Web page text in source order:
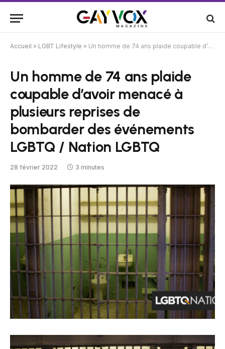
Accueil » LGBT Lifestyle » Un homme de 74 ans plaide coupable d’avoir menacé à plusieurs reprises de bombarder des événements LGBTQ / Nation LGBTQ
Un homme de 74 ans plaide
coupable d’avoir menacé à
plusieurs reprises de
bombarder des événements
LGBTQ / Nation LGBTQ
28 février 2022 3 minutes